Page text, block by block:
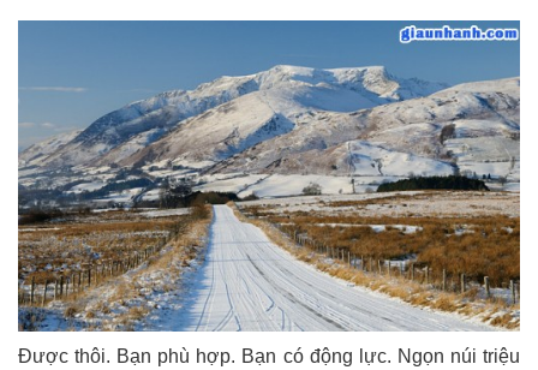
Được thôi. Bạn phù hợp. Bạn có động lực. Ngọn núi triệu